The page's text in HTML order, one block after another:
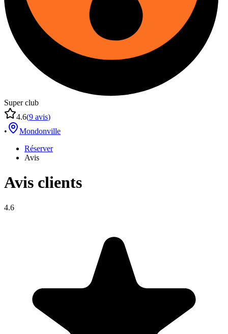
Super club
4.6(9 avis)
•
Mondonville
Réserver
Avis
Avis clients
4.6